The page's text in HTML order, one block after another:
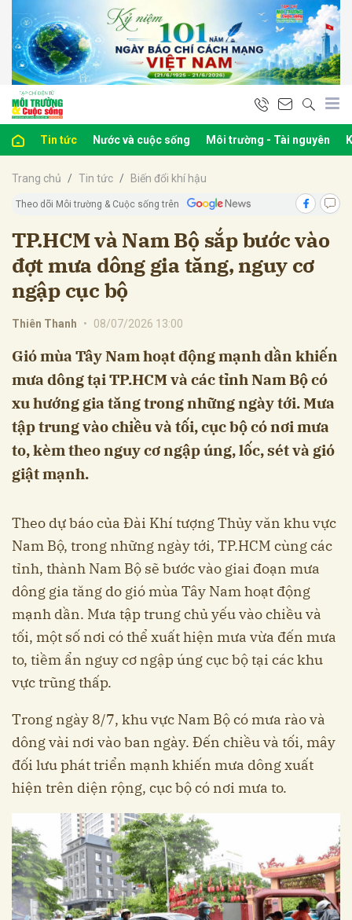
Tin tức Nước và cuộc sống Môi trường - Tài nguyên
Trang chủ Tin tức Biến đổi khí hậu
Theo dõi Môi trường & Cuộc sống trên
TP.HCM và Nam Bộ sắp bước vào
đợt mưa dông gia tăng, nguy cơ
ngập cục bộ
Thiên Thanh • 08/07/2026 13:00
Gió mùa Tây Nam hoạt động mạnh dần khiến
mưa dông tại TP.HCM và các tỉnh Nam Bộ có
xu hướng gia tăng trong những ngày tới. Mưa
tập trung vào chiều và tối, cục bộ có nơi mưa
to, kèm theo nguy cơ ngập úng, lốc, sét và gió
giật mạnh.
Theo dự báo của Đài Khí tượng Thủy văn khu vực
Nam Bộ, trong những ngày tới, TP.HCM cùng các
tỉnh, thành Nam Bộ sẽ bước vào giai đoạn mưa
dông gia tăng do gió mùa Tây Nam hoạt động
mạnh dần. Mưa tập trung chủ yếu vào chiều và
tối, một số nơi có thể xuất hiện mưa vừa đến mưa
to, tiềm ẩn nguy cơ ngập úng cục bộ tại các khu
vực trũng thấp.
Trong ngày 8/7, khu vực Nam Bộ có mưa rào và
dông vài nơi vào ban ngày. Đến chiều và tối, mây
đối lưu phát triển mạnh khiến mưa dông xuất
hiện trên diện rộng, cục bộ có nơi mưa to.
luận
Hủy